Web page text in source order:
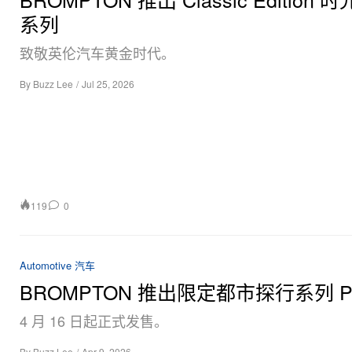
系列
致敬英伦汽车黄金时代。
By Buzz Lee / Jul 25, 2026
119 0
Automotive 汽车
BROMPTON 推出限定都市探行系列
4 月 16 日起正式发售。